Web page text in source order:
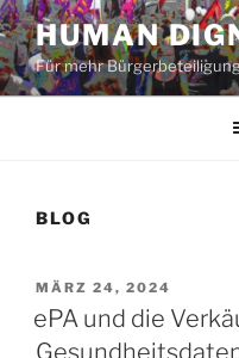
Zum
Inhalt
springen
HUMAN
Für mehr
BLOG
VERÖFFENTLICHT
AM
MÄRZ 24, 2024
ePA und die